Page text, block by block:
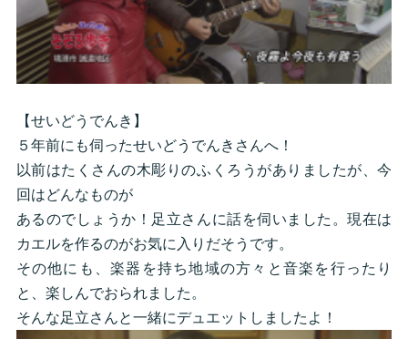
【せいどうでんき】
５年前にも伺ったせいどうでんきさんへ！
以前はたくさんの木彫りのふくろうがありましたが、今
回はどんなものが
あるのでしょうか！足立さんに話を伺いました。現在は
カエルを作るのがお気に入りだそうです。
その他にも、楽器を持ち地域の方々と音楽を行ったり
と、楽しんでおられました。
そんな足立さんと一緒にデュエットしましたよ！